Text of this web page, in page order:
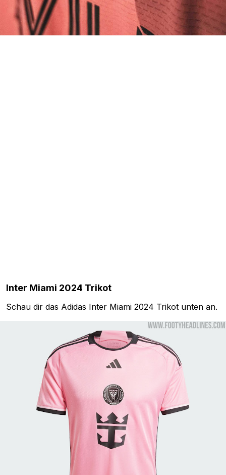
Inter Miami 2024 Trikot
Schau dir das Adidas Inter Miami 2024 Trikot unten an.